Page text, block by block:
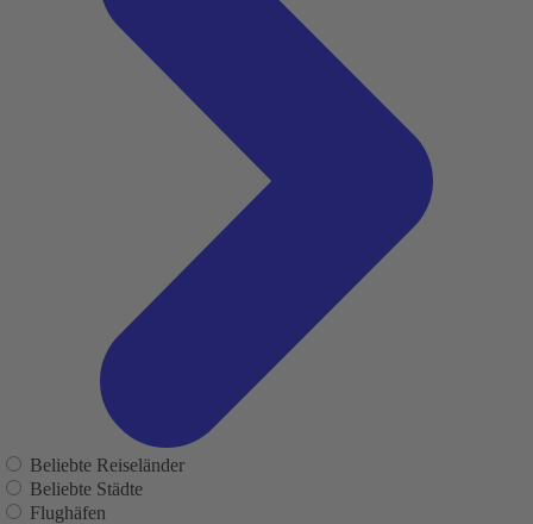
Beliebte Reiseländer
Beliebte Städte
Flughäfen